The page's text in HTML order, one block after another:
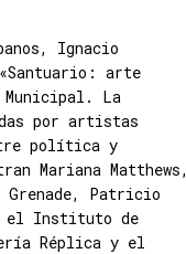
Ignacio
arte
Municipal. La
por artistas
política y
Mariana Matthews,
Grenade, Patricio
el Instituto de
Réplica y el